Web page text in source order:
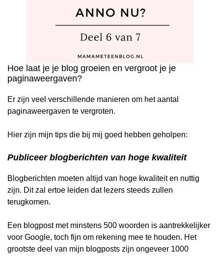
Hoe laat je je blog groeien en vergroot je je
paginaweergaven?
Er zijn veel verschillende manieren om het aantal
paginaweergaven te vergroten.
Hier zijn mijn tips die bij mij goed hebben geholpen:
Publiceer blogberichten van hoge kwaliteit
Blogberichten moeten altijd van hoge kwaliteit en nuttig
zijn. Dit zal ertoe leiden dat lezers steeds zullen
terugkomen.
Een blogpost met minstens 500 woorden is aantrekkelijker
voor Google, toch fijn om rekening mee te houden. Het
grootste deel van mijn blogposts zijn ongeveer 1000